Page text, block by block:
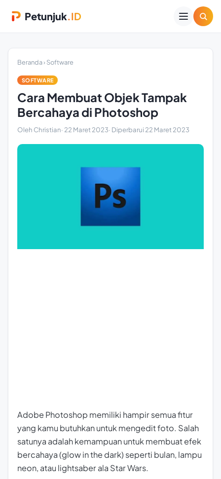
Petunjuk.ID
Beranda›Software
SOFTWARE
Cara Membuat Objek Tampak
Bercahaya di Photoshop
Oleh Christian· 22 Maret 2023· Diperbarui 22 Maret 2023
Adobe Photoshop memiliki hampir semua fitur
yang kamu butuhkan untuk mengedit foto. Salah
satunya adalah kemampuan untuk membuat efek
bercahaya (glow in the dark) seperti bulan, lampu
neon, atau lightsaberala Star Wars.